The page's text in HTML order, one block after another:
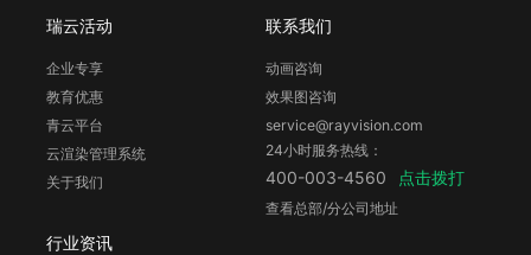
瑞云活动
企业专享
教育优惠
青云平台
云渲染管理系统
关于我们
行业资讯
联系我们
动画咨询
效果图咨询
service@rayvision.com
24小时服务热线：
400-003-4560 点击拨打
查看总部/分公司地址